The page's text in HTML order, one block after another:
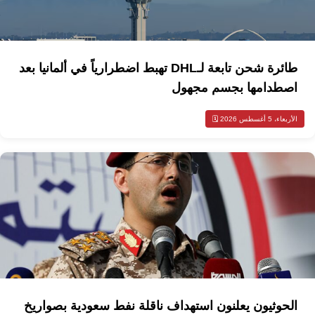
طائرة شحن تابعة لـDHL تهبط اضطرارياً في ألمانيا بعد
اصطدامها بجسم مجهول
الأربعاء، 5 أغسطس 2026 🗓️
الحوثيون يعلنون استهداف ناقلة نفط سعودية بصواريخ